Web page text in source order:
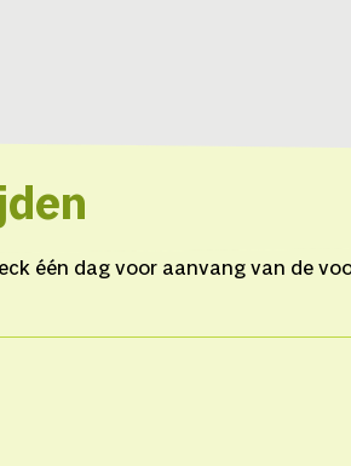
één dag voor aanvang van de